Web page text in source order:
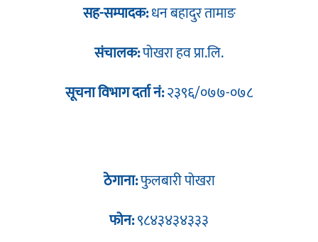
सह-सम्पादक:धन बहादुर तामाङ
संचालक:पोखरा हव प्रा.लि.
सूचना विभाग दर्ता नं:२३९६/०७७-०७८
ठेगाना:फुलबारी पोखरा
फोन:९८४३४३४३३३